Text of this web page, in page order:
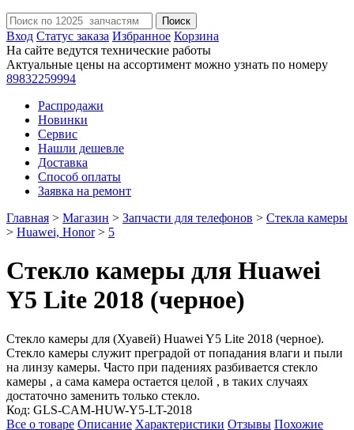
Поиск
Вход Статус заказа Избранное Корзина
На сайте ведутся технические работы
Актуальные цены на ассортимент можно узнать по номеру
89832259994
Распродажи
Новинки
Сервис
Нашли дешевле
Доставка
Способ оплаты
Заявка на ремонт
Главная > Магазин > Запчасти для телефонов > Стекла камеры
> Huawei, Honor> 5
Стекло камеры для Huawei
Y5 Lite 2018 (черное)
Стекло камеры для (Хуавей) Huawei Y5 Lite 2018 (черное).
Стекло камеры служит преградой от попадания влаги и пыли
на линзу камеры. Часто при падениях разбивается стекло
камеры , а сама камера остается целой , в таких случаях
достаточно заменить только стекло.
Код: GLS-CAM-HUW-Y5-LT-2018
Все о товаре Описание Характеристики Отзывы Похожие